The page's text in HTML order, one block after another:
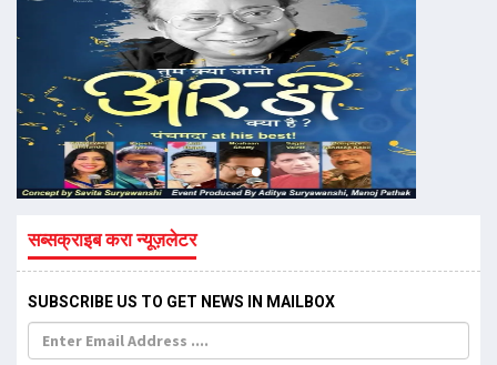
सब्सक्राइब करा न्यूज़लेटर
SUBSCRIBE US TO GET NEWS IN MAILBOX